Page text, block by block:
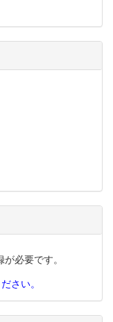
必要です。
さい。